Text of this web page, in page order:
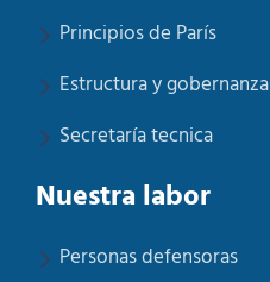
Principios de París
Estructura y gobernanza
Secretaría tecnica
Nuestra labor
Personas defensoras